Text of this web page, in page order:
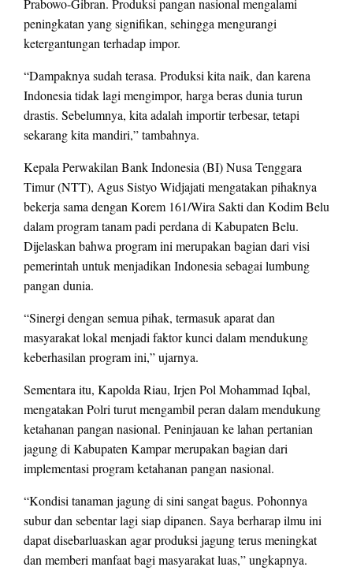
Prabowo-Gibran. Produksi pangan nasional mengalami
peningkatan yang signifikan, sehingga mengurangi
ketergantungan terhadap impor.
“Dampaknya sudah terasa. Produksi kita naik, dan karena
Indonesia tidak lagi mengimpor, harga beras dunia turun
drastis. Sebelumnya, kita adalah importir terbesar, tetapi
sekarang kita mandiri,” tambahnya.
Kepala Perwakilan Bank Indonesia (BI) Nusa Tenggara
Timur (NTT), Agus Sistyo Widjajati mengatakan pihaknya
bekerja sama dengan Korem 161/Wira Sakti dan Kodim Belu
dalam program tanam padi perdana di Kabupaten Belu.
Dijelaskan bahwa program ini merupakan bagian dari visi
pemerintah untuk menjadikan Indonesia sebagai lumbung
pangan dunia.
“Sinergi dengan semua pihak, termasuk aparat dan
masyarakat lokal menjadi faktor kunci dalam mendukung
keberhasilan program ini,” ujarnya.
Sementara itu, Kapolda Riau, Irjen Pol Mohammad Iqbal,
mengatakan Polri turut mengambil peran dalam mendukung
ketahanan pangan nasional. Peninjauan ke lahan pertanian
jagung di Kabupaten Kampar merupakan bagian dari
implementasi program ketahanan pangan nasional.
“Kondisi tanaman jagung di sini sangat bagus. Pohonnya
subur dan sebentar lagi siap dipanen. Saya berharap ilmu ini
dapat disebarluaskan agar produksi jagung terus meningkat
dan memberi manfaat bagi masyarakat luas,” ungkapnya.